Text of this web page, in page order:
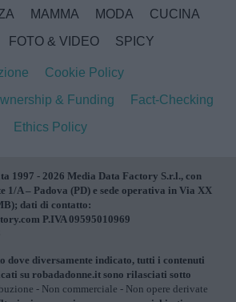
MAMMA MODA
CUCINA
FOTO & VIDEO SPICY
Cookie Policy
& Funding
Fact-Checking
Ethics Policy
1997 - 2026 Media Data Factory S.r.l., con
1/A – Padova (PD) e sede operativa in Via XX
dati di contatto:
P.IVA 09595010969
dove diversamente indicato, tutti i contenuti
su robadadonne.it sono rilasciati sotto
- Non commerciale - Non opere derivate